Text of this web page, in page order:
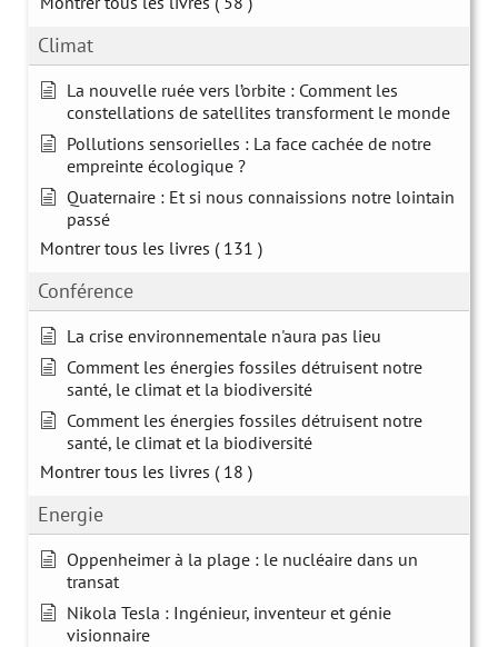
Climat
La nouvelle ruée vers l’orbite : Comment les
constellations de satellites transforment le monde
Pollutions sensorielles : La face cachée de notre
empreinte écologique ?
Quaternaire : Et si nous connaissions notre lointain
passé
Montrer tous les livres ( 131 )
Conférence
La crise environnementale n'aura pas lieu
Comment les énergies fossiles détruisent notre
santé, le climat et la biodiversité
Comment les énergies fossiles détruisent notre
santé, le climat et la biodiversité
Montrer tous les livres ( 18 )
Energie
Oppenheimer à la plage : le nucléaire dans un
transat
Nikola Tesla : Ingénieur, inventeur et génie
visionnaire